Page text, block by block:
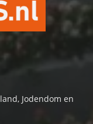
Jodendom en